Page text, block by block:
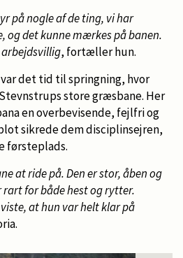
på nogle af de ting, vi har
og det kunne mærkes på banen.
, fortæller hun.
det tid til springning, hvor
store græsbane. Her
en overbevisende, fejlfri og
sikrede dem disciplinsejren,
førsteplads.
at ride på. Den er stor, åben og
for både hest og rytter.
at hun var helt klar på